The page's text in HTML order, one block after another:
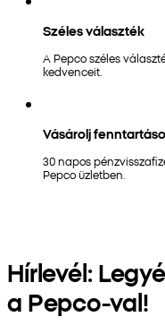
Széles választék
A Pepco széles
kedvenceit.
Vásárolj
30 napos
Pepco üzletben.
Hírlevél:
a Pepco-val!